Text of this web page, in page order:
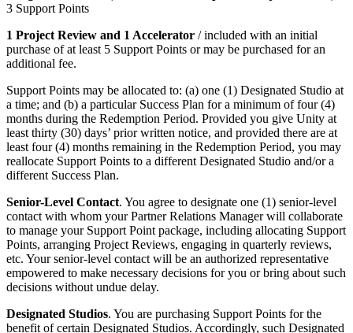
3 Support Points
1 Project Review and 1 Accelerator / included with an initial
purchase of at least 5 Support Points or may be purchased for an
additional fee.
Support Points may be allocated to: (a) one (1) Designated Studio at
a time; and (b) a particular Success Plan for a minimum of four (4)
months during the Redemption Period. Provided you give Unity at
least thirty (30) days’ prior written notice, and provided there are at
least four (4) months remaining in the Redemption Period, you may
reallocate Support Points to a different Designated Studio and/or a
different Success Plan.
Senior-Level Contact. You agree to designate one (1) senior-level
contact with whom your Partner Relations Manager will collaborate
to manage your Support Point package, including allocating Support
Points, arranging Project Reviews, engaging in quarterly reviews,
etc. Your senior-level contact will be an authorized representative
empowered to make necessary decisions for you or bring about such
decisions without undue delay.
Designated Studios. You are purchasing Support Points for the
benefit of certain Designated Studios. Accordingly, such Designated